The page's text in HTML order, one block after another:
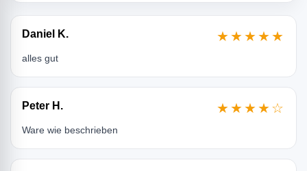
Daniel K. ★★★★★
alles gut
Peter H. ★★★★☆
Ware wie beschrieben